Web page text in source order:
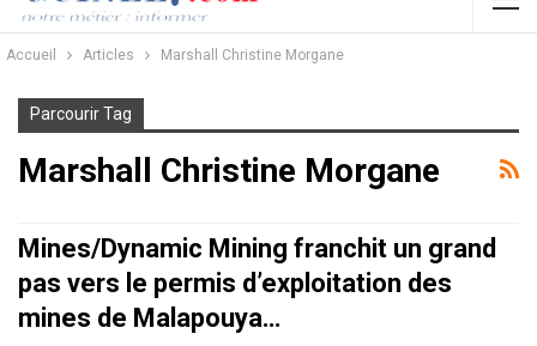
Accueil Articles Marshall Christine Morgane
Parcourir Tag
Marshall Christine Morgane
Mines/Dynamic Mining franchit un grand
pas vers le permis d’exploitation des
mines de Malapouya…